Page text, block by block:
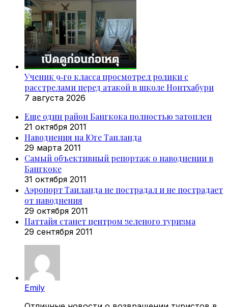
Ученик 9‑го класса просмотрел ролики с
расстрелами перед атакой в школе Нонтхабури
7 августа 2026
Еще один район Бангкока полностью затоплен
21 октября 2011
Наводнения на Юге Таиланда
29 марта 2011
Самый объективный репортаж о наводнении в
Бангкоке
31 октября 2011
Аэропорт Таиланда не пострадал и не пострадает
от наводнения
29 октября 2011
Паттайя станет центром зеленого туризма
29 сентября 2011
Emily